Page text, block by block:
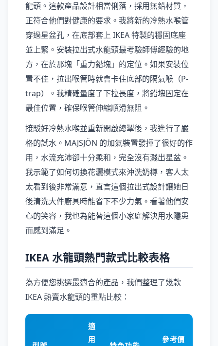
龍頭。這款產品設計相當俐落，採用無鉛材質，
正符合他們對健康的要求。我將新的冷熱水喉管
穿過星盆孔，在底部套上 IKEA 特製的穩固底座
並上緊。安裝拉出式水龍頭最考驗師傅經驗的地
方，在於那塊「重力鉛塊」的定位。如果安裝位
置不佳，拉出喉管時就會卡住底部的隔氣喉（P-
trap）。我精確量度了下拉長度，將鉛塊固定在
最佳位置，確保喉管伸縮順滑無阻。
接駁好冷熱水喉並重新開啟總掣後，我進行了嚴
格的試水。MAJSJÖN 的加氣裝置發揮了很好的作
用，水流充沛卻十分柔和，完全沒有濺出星盆。
我示範了如何切換花灑模式來沖洗奶樽，客人太
太看到後非常滿意，直言這個拉出式設計讓她日
後清洗大件廚具時能省下不少力氣。看著他們安
心的笑容，我也為能替這個小家庭解決用水隱患
而感到滿足。
IKEA 水龍頭熱門款式比較表格
為方便您挑選最適合的產品，我們整理了幾款
IKEA 熱賣水龍頭的重點比較：
適
用
參考價